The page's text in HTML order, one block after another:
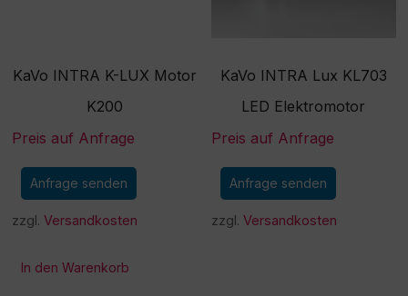
KaVo INTRA K-LUX Motor
K200
Preis auf Anfrage
Anfrage senden
zzgl.Versandkosten
In den Warenkorb
KaVo INTRA Lux KL703
LED Elektromotor
Preis auf Anfrage
Anfrage senden
zzgl.Versandkosten